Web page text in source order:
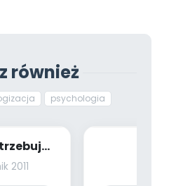
również
psychologia
2011